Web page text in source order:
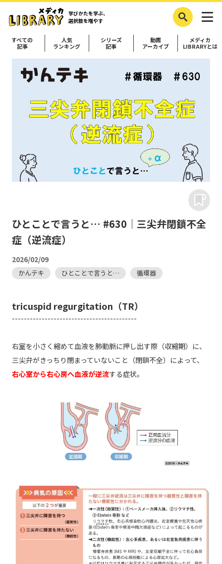
学びかたを学ぶ、
選択肢を増やす
すべての
記事
人気
ランキング
シリーズ
記事
動画
アーカイブ
メディカ
LIBRARYとは
ひとことで言うと… #630｜三尖弁閉鎖不全
症（逆流症）
2026/02/09
かんテキ ひとことで言うと… 循環器
tricuspid regurgitation（TR）
------------------------------------------
右室を小さく縮めて血液を肺動脈に押し出す際（収縮期）に、
三尖弁がきっちり閉まっていないこと（閉鎖不全）によって、
右心室から右心房へ血液が逆流する症状。